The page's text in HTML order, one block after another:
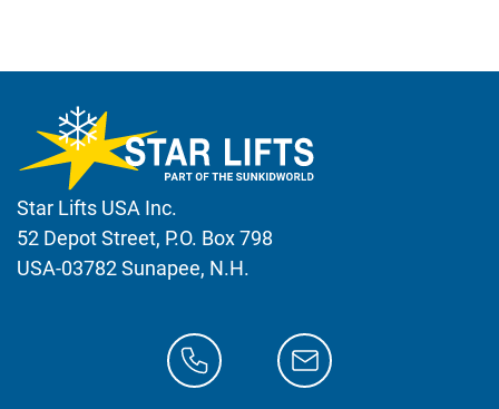
Star Lifts USA Inc.
52 Depot Street, P.O. Box 798
USA-03782 Sunapee, N.H.